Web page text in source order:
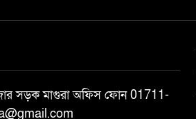
সড়ক মাগুরা অফিস ফোন 01711-